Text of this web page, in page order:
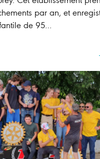
par an, et
de 95…